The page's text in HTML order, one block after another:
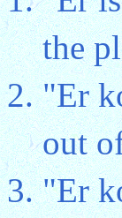
the
"Er
out
"Er